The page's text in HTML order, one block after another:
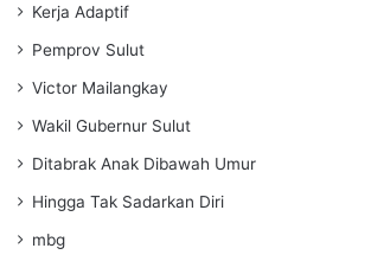
Kerja Adaptif
Pemprov Sulut
Victor Mailangkay
Wakil Gubernur Sulut
Ditabrak Anak Dibawah Umur
Hingga Tak Sadarkan Diri
mbg